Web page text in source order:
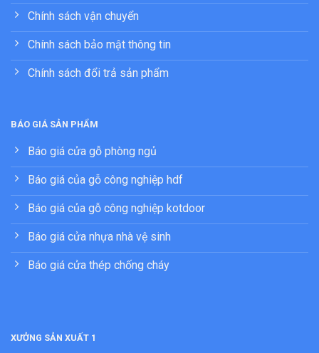
Chính sách vận chuyển
Chính sách bảo mật thông tin
Chính sách đổi trả sản phẩm
BÁO GIÁ SẢN PHẨM
Báo giá cửa gỗ phòng ngủ
Báo giá của gỗ công nghiệp hdf
Báo giá của gỗ công nghiệp kotdoor
Báo giá cửa nhựa nhà vệ sinh
Báo giá cửa thép chống cháy
XƯỞNG SẢN XUẤT 1